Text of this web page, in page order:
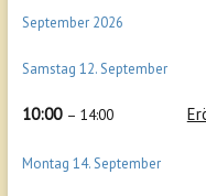
September 2026
Samstag 12.September
10:00 – 14:00
Montag 14.September